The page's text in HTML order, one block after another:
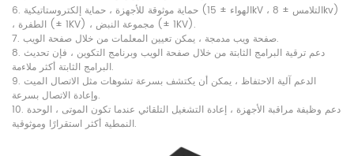
6. حماية موثوقة للأجهزة ، حماية إلكتروستاتيكية (الهواء ± 15kV ، التلامس ± 8kv)
، الطفرة (± 1KV) ، مجموعة النبض (± 1KV).
7. صفحة ويب مدمجة ، يمكن تعيين المعلمات من خلال صفحة الويب.
8. دعم ترقية البرامج الثابتة من خلال صفحة الويب وبرنامج التكوين ، فإن تحديث
البرامج الثابتة أكثر ملاءمة.
9. الدعم آلية الاحتفاظ ، يمكن أن يكتشف بسرعة تشوهات مثل الاتصال الميت
وإعادة الاتصال بسرعة.
10. دعم وظيفة مراقبة الأجهزة ، إعادة التشغيل التلقائي عندما تكون الموتى ، الوحدة
النمطية أكثر استقرارًا وموثوقية.